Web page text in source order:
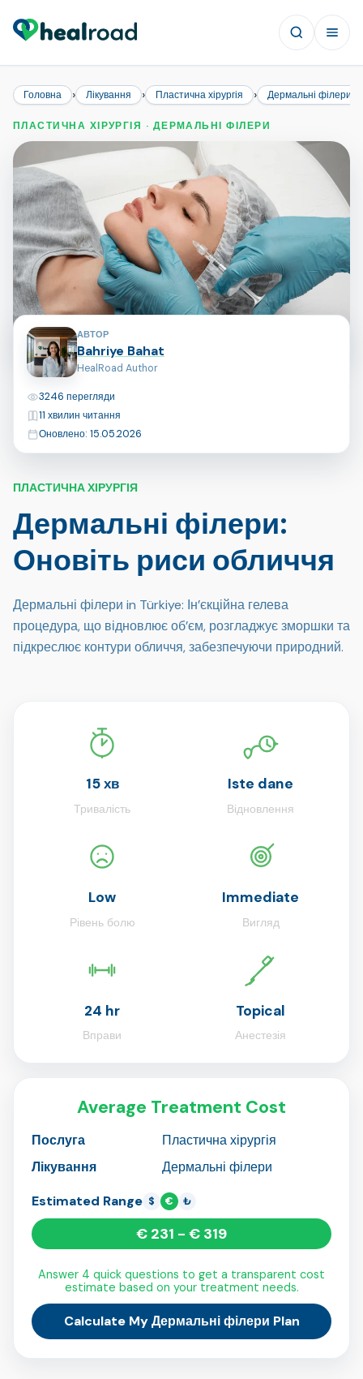
Головна › Лікування › Пластична хірургія › Дермальні філери
ПЛАСТИЧНА ХІРУРГІЯ · ДЕРМАЛЬНІ ФІЛЕРИ
ПЛАСТИЧНА ХІРУРГІЯ
Дермальні філери:
Оновіть риси обличчя
Дермальні філери in Türkiye: Ін’єкційна гелева
процедура, що відновлює об’єм, розгладжує зморшки та
підкреслює контури обличчя, забезпечуючи природний.
Автори сторінки
АВТОР
Bahriye Bahat
HealRoad Author
Перегляди
3246 перегляди
Час читання
11 хвилин читання
Останнє оновлення
Оновлено: 15.05.2026
15 хв
Тривалість
Iste dane
Відновлення
Low
Рівень болю
Immediate
Вигляд
24 hr
Вправи
Topical
Анестезія
Average Treatment Cost
Послуга
Пластична хірургія
Лікування
Дермальні філери
Estimated Range $ € ₺
€ 231 - € 319
Answer 4 quick questions to get a transparent cost
estimate based on your treatment needs.
Calculate My Дермальні філери Plan